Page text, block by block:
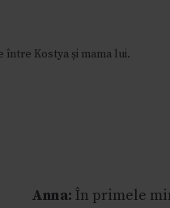
între Kostya și mama lui.
Anna:În primele